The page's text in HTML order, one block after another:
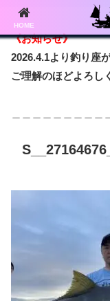
《お知らせ》
2026.4.1より釣り座
ご理解のほどよろし
HOME